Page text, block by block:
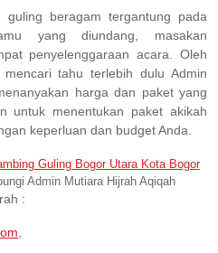
beragam tergantung pada
yang diundang, masakan
penyelenggaraan acara. Oleh
tahu terlebih dulu Admin
harga dan paket yang
untuk menentukan paket akikah
keperluan dan budget Anda.
Admin Mutiara Hijrah Aqiqah
: